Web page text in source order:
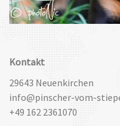
Kontakt
29643 Neuenkirchen
info@pinscher-vom-
+49 162 2361070